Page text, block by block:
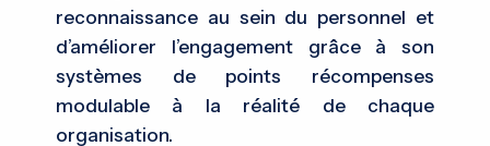
reconnaissance au sein du personnel et
d’améliorer l’engagement grâce à son
systèmes de points récompenses
modulable à la réalité de chaque
organisation.